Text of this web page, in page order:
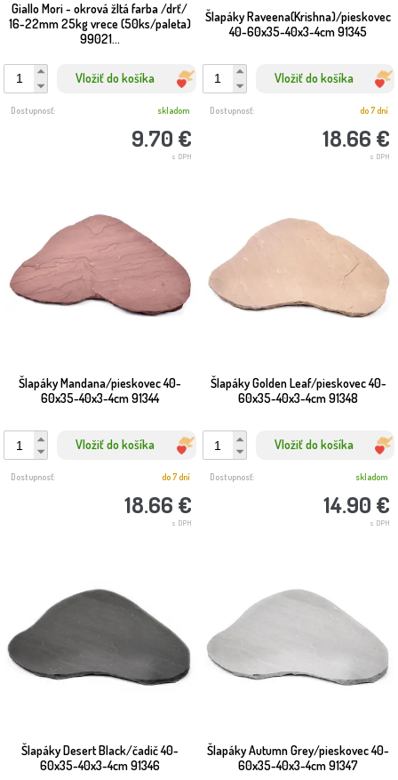
Giallo Mori - okrová žltá farba /drť/
16-22mm 25kg vrece (50ks/paleta)
99021...
Vložiť do košíka
9.70 €
s DPH
Dostupnosť: skladom
Šlapáky Raveena(Krishna)/pieskovec
40-60x35-40x3-4cm 91345
Vložiť do košíka
18.66 €
s DPH
Dostupnosť: do 7 dní
Šlapáky Mandana/pieskovec 40-
60x35-40x3-4cm 91344
Vložiť do košíka
18.66 €
s DPH
Dostupnosť: do 7 dní
Šlapáky Golden Leaf/pieskovec 40-
60x35-40x3-4cm 91348
Vložiť do košíka
14.90 €
s DPH
Dostupnosť: skladom
Šlapáky Desert Black/čadič 40-
60x35-40x3-4cm 91346
Šlapáky Autumn Grey/pieskovec 40-
60x35-40x3-4cm 91347